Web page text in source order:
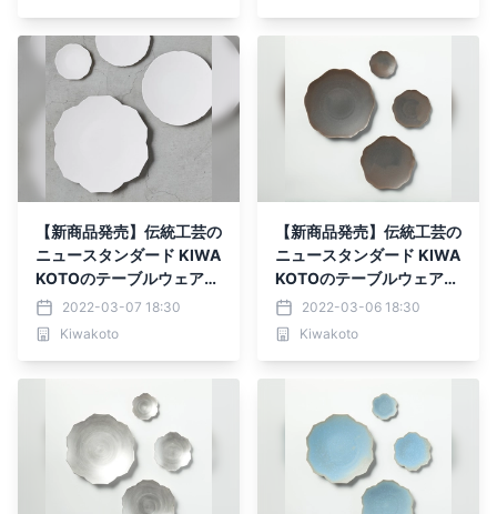
【新商品発売】伝統工芸の
ニュースタンダード KIWA
KOTOのテーブルウェア
【雪】2022-03-07 18:30
Kiwakoto
【新商品発売】伝統工芸の
ニュースタンダード KIWA
KOTOのテーブルウェア
【土】2022-03-06 18:30
Kiwakoto